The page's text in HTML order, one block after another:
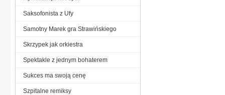
Saksofonista z Ufy
Samotny Marek gra Strawińskiego
Skrzypek jak orkiestra
Spektakle z jednym bohaterem
Sukces ma swoją cenę
Szpitalne remiksy